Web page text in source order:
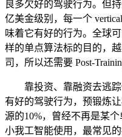
良多欠好的驾驶行为。但
亿美金级别，每一个
味着它有好的行为。全球
样的单点算法标的目的，
司，所以还需要 Post-
靠投资、靠融资去逃踪
有好的驾驶行为，预锻炼
源的10%，曾经不再是某
小我工智能使用，最常见